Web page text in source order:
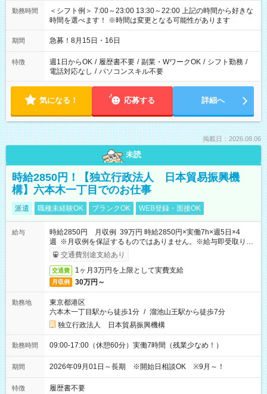
勤務時間
＜シフト例＞ 7:00～23:00 13:30～22:00 上記の時間から好きな
時間を選べます！ ※時間は変更となる可能性があります
期間 急募！8月15日・16日
特徴 週1日からOK / 履歴書不要 / 副業・WワークOK / シフト勤務 /
電話対応なし / パソコンスキル不要
気になる！ 応募する 詳細へ
掲載日：2026.08.06
未読
時給2850円！【独立行政法人 日本貿易振興機
構】六本木一丁目でのお仕事
派遣 職種未経験OK ブランクOK WEB登録・面接OK
給与
時給2850円 月収例 39万円 時給2850円×実働7h×週5日×4
週 ※月収例を保証するものではありません。※給与即受取りサ
ービス利用可（利用条件有）
交通費別途支給あり
交通費 1ヶ月3万円を上限として実費支給
月収例 30万円～
勤務地
東京都港区
六本木一丁目駅から徒歩1分 / 溜池山王駅から徒歩7分
独立行政法人 日本貿易振興機構
勤務時間 09:00-17:00（休憩60分）実働7時間（残業少なめ！）
期間 2026年09月01日～長期 ※開始日相談OK ※9月～！
特徴 履歴書不要